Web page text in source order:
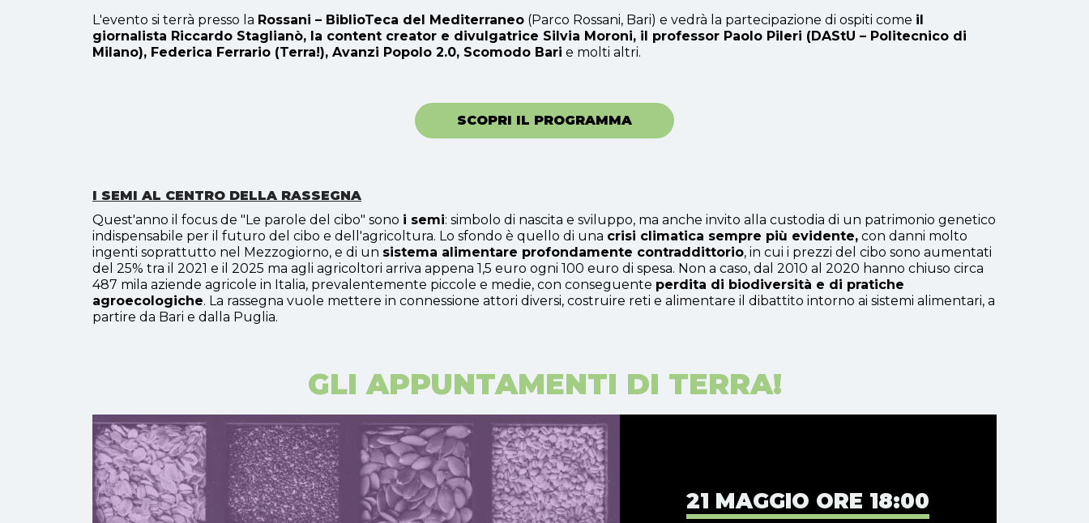
L'evento si terrà presso la Rossani – BiblioTeca del Mediterraneo (Parco Rossani, Bari) e vedrà la partecipazione di ospiti come il
giornalista Riccardo Staglianò, la content creator e divulgatrice Silvia Moroni, il professor Paolo Pileri (DAStU – Politecnico di
Milano), Federica Ferrario (Terra!), Avanzi Popolo 2.0, Scomodo Bari e molti altri.
SCOPRI IL PROGRAMMA
I SEMI AL CENTRO DELLA RASSEGNA
Quest'anno il focus de "Le parole del cibo" sono i semi: simbolo di nascita e sviluppo, ma anche invito alla custodia di un patrimonio genetico
indispensabile per il futuro del cibo e dell'agricoltura. Lo sfondo è quello di una crisi climatica sempre più evidente, con danni molto
ingenti soprattutto nel Mezzogiorno, e di un sistema alimentare profondamente contraddittorio, in cui i prezzi del cibo sono aumentati
del 25% tra il 2021 e il 2025 ma agli agricoltori arriva appena 1,5 euro ogni 100 euro di spesa. Non a caso, dal 2010 al 2020 hanno chiuso circa
487 mila aziende agricole in Italia, prevalentemente piccole e medie, con conseguente perdita di biodiversità e di pratiche
agroecologiche. La rassegna vuole mettere in connessione attori diversi, costruire reti e alimentare il dibattito intorno ai sistemi alimentari, a
partire da Bari e dalla Puglia.
GLI APPUNTAMENTI DI TERRA!
21 MAGGIO ORE 18:00